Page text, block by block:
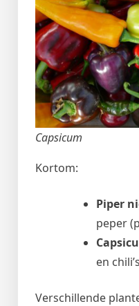
Capsicum
Kortom:
Piper
peper
en
Verschillende